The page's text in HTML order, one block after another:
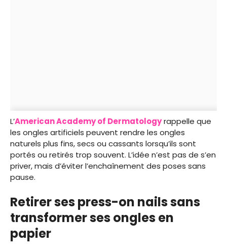
L’American Academy of Dermatologyrappelle que
les ongles artificiels peuvent rendre les ongles
naturels plus fins, secs ou cassants lorsqu’ils sont
portés ou retirés trop souvent. L’idée n’est pas de s’en
priver, mais d’éviter l’enchaînement des poses sans
pause.
Retirer ses press-on nails sans
transformer ses ongles en
papier